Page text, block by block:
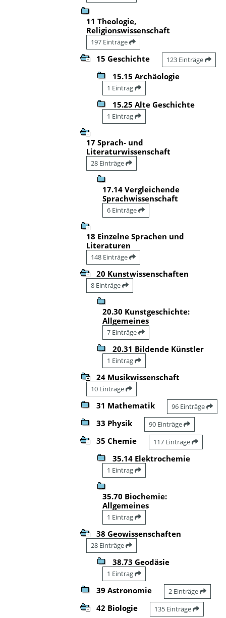
11 Theologie,
Religionswissenschaft
197 Einträge
15 Geschichte 123 Einträge
15.15 Archäologie
1 Eintrag
15.25 Alte Geschichte
1 Eintrag
17 Sprach- und
Literaturwissenschaft
28 Einträge
17.14 Vergleichende
Sprachwissenschaft
6 Einträge
18 Einzelne Sprachen und
Literaturen
148 Einträge
20 Kunstwissenschaften
8 Einträge
20.30 Kunstgeschichte:
Allgemeines
7 Einträge
20.31 Bildende Künstler
1 Eintrag
24 Musikwissenschaft
10 Einträge
31 Mathematik 96 Einträge
33 Physik 90 Einträge
35 Chemie 117 Einträge
35.14 Elektrochemie
1 Eintrag
35.70 Biochemie:
Allgemeines
1 Eintrag
38 Geowissenschaften
28 Einträge
38.73 Geodäsie
1 Eintrag
39 Astronomie 2 Einträge
42 Biologie 135 Einträge